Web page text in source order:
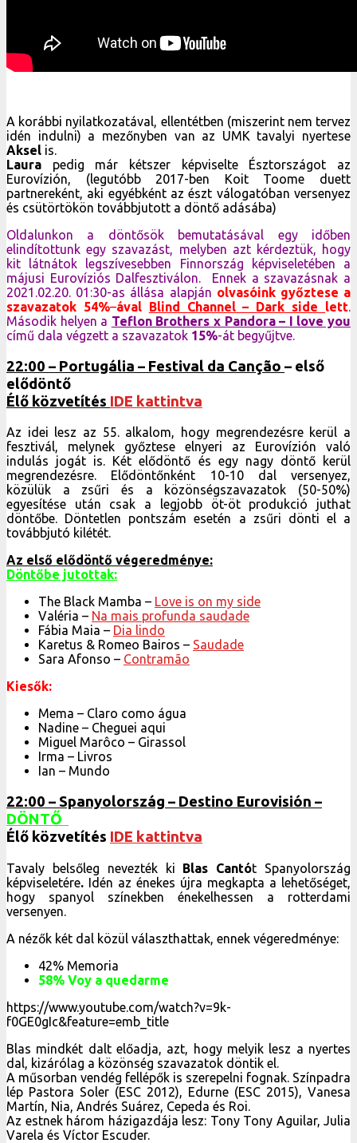
A korábbi nyilatkozatával, ellentétben (miszerint nem tervez
idén indulni) a mezőnyben van az UMK tavalyi nyertese
Aksel is.
Laura pedig már kétszer képviselte Észtországot az
Eurovízión, (legutóbb 2017-ben Koit Toome duett
partnereként, aki egyébként az észt válogatóban versenyez
és csütörtökön továbbjutott a döntő adásába)
Oldalunkon a döntősök bemutatásával egy időben
elindítottunk egy szavazást, melyben azt kérdeztük, hogy
kit látnátok legszívesebben Finnország képviseletében a
májusi Eurovíziós Dalfesztiválon. Ennek a szavazásnak a
2021.02.20. 01:30-as állása alapján olvasóink győztese a
szavazatok 54%–ával Blind Channel – Dark side lett.
Második helyen a Teflon Brothers x Pandora – I love you
című dala végzett a szavazatok 15%-át begyűjtve.
22:00 – Portugália – Festival da Canção – első
elődöntő
Élő közvetítés IDE kattintva
Az idei lesz az 55. alkalom, hogy megrendezésre kerül a
fesztivál, melynek győztese elnyeri az Eurovízión való
indulás jogát is. Két elődöntő és egy nagy döntő kerül
megrendezésre. Elődöntőnként 10-10 dal versenyez,
közülük a zsűri és a közönségszavazatok (50-50%)
egyesítése után csak a legjobb öt-öt produkció juthat
döntőbe. Döntetlen pontszám esetén a zsűri dönti el a
továbbjutó kilétét.
Az első elődöntő végeredménye:
Döntőbe jutottak:
The Black Mamba – Love is on my side
Valéria – Na mais profunda saudade
Fábia Maia – Dia lindo
Karetus & Romeo Bairos – Saudade
Sara Afonso – Contramão
Kiesők:
Mema – Claro como água
Nadine – Cheguei aqui
Miguel Marôco – Girassol
Irma – Livros
Ian – Mundo
22:00 – Spanyolország – Destino Eurovisión –
DÖNTŐ
Élő közvetítés IDE kattintva
Tavaly belsőleg nevezték ki Blas Cantót Spanyolország
képviseletére. Idén az énekes újra megkapta a lehetőséget,
hogy spanyol színekben énekelhessen a rotterdami
versenyen.
A nézők két dal közül választhattak, ennek végeredménye:
42% Memoria
58% Voy a quedarme
https://www.youtube.com/watch?v=9k-
f0GE0gIc&feature=emb_title
Blas mindkét dalt előadja, azt, hogy melyik lesz a nyertes
dal, kizárólag a közönség szavazatok döntik el.
A műsorban vendég fellépők is szerepelni fognak. Színpadra
lép Pastora Soler (ESC 2012), Edurne (ESC 2015), Vanesa
Martín, Nia, Andrés Suárez, Cepeda és Roi.
Az estnek három házigazdája lesz: Tony Tony Aguilar, Julia
Varela és Víctor Escuder.